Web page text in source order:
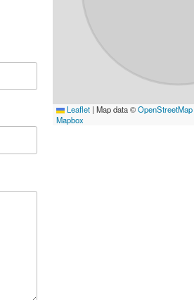
Leaflet | Map data ©OpenStreetMap
Mapbox